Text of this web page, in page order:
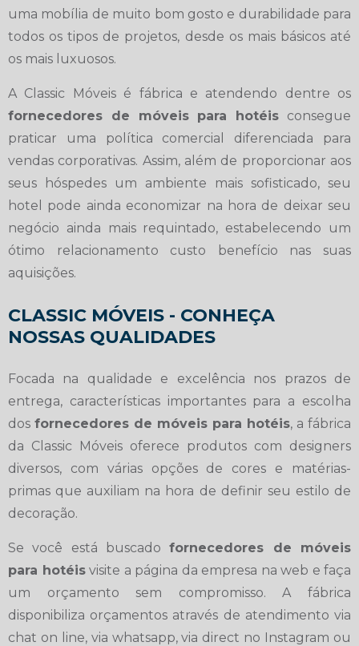
uma mobília de muito bom gosto e durabilidade para
todos os tipos de projetos, desde os mais básicos até
os mais luxuosos.
A Classic Móveis é fábrica e atendendo dentre os
fornecedores de móveis para hotéis consegue
praticar uma política comercial diferenciada para
vendas corporativas. Assim, além de proporcionar aos
seus hóspedes um ambiente mais sofisticado, seu
hotel pode ainda economizar na hora de deixar seu
negócio ainda mais requintado, estabelecendo um
ótimo relacionamento custo benefício nas suas
aquisições.
CLASSIC MÓVEIS - CONHEÇA
NOSSAS QUALIDADES
Focada na qualidade e excelência nos prazos de
entrega, características importantes para a escolha
dos fornecedores de móveis para hotéis, a fábrica
da Classic Móveis oferece produtos com designers
diversos, com várias opções de cores e matérias-
primas que auxiliam na hora de definir seu estilo de
decoração.
Se você está buscadofornecedores de móveis
para hotéisvisite a página da empresa na web e faça
um orçamento sem compromisso. A fábrica
disponibiliza orçamentos através de atendimento via
chat on line, via whatsapp, via direct no Instagram ou